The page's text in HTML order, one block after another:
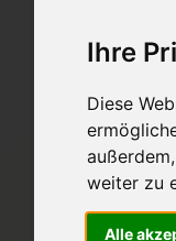
Ihre
Diese
weiter zu
Alle
Startseite